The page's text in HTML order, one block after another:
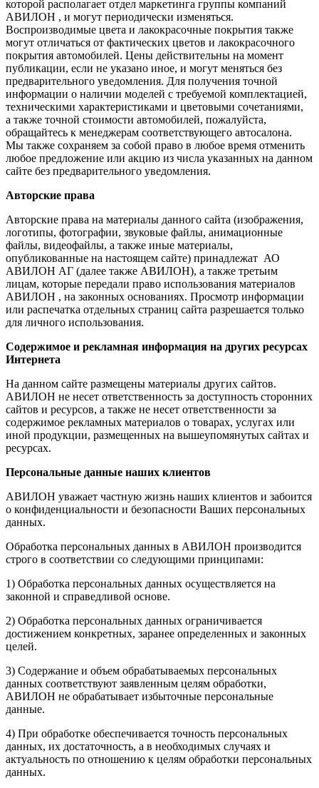
которой располагает отдел маркетинга группы компаний
АВИЛОН , и могут периодически изменяться.
Воспроизводимые цвета и лакокрасочные покрытия также
могут отличаться от фактических цветов и лакокрасочного
покрытия автомобилей. Цены действительны на момент
публикации, если не указано иное, и могут меняться без
предварительного уведомления. Для получения точной
информации о наличии моделей с требуемой комплектацией,
техническими характеристиками и цветовыми сочетаниями,
а также точной стоимости автомобилей, пожалуйста,
обращайтесь к менеджерам соответствующего автосалона.
Мы также сохраняем за собой право в любое время отменить
любое предложение или акцию из числа указанных на данном
сайте без предварительного уведомления.
Авторские права
Авторские права на материалы данного сайта (изображения,
логотипы, фотографии, звуковые файлы, анимационные
файлы, видеофайлы, а также иные материалы,
опубликованные на настоящем сайте) принадлежат АО
АВИЛОН АГ (далее также АВИЛОН), а также третьим
лицам, которые передали право использования материалов
АВИЛОН , на законных основаниях. Просмотр информации
или распечатка отдельных страниц сайта разрешается только
для личного использования.
Содержимое и рекламная информация на других ресурсах
Интернета
На данном сайте размещены материалы других сайтов.
АВИЛОН не несет ответственность за доступность сторонних
сайтов и ресурсов, а также не несет ответственности за
содержимое рекламных материалов о товарах, услугах или
иной продукции, размещенных на вышеупомянутых сайтах и
ресурсах.
Персональные данные наших клиентов
АВИЛОН уважает частную жизнь наших клиентов и забоится
о конфиденциальности и безопасности Ваших персональных
данных.
Обработка персональных данных в АВИЛОН производится
строго в соответствии со следующими принципами:
1) Обработка персональных данных осуществляется на
законной и справедливой основе.
2) Обработка персональных данных ограничивается
достижением конкретных, заранее определенных и законных
целей.
3) Содержание и объем обрабатываемых персональных
данных соответствуют заявленным целям обработки,
АВИЛОН не обрабатывает избыточные персональные
данные.
4) При обработке обеспечивается точность персональных
данных, их достаточность, а в необходимых случаях и
актуальность по отношению к целям обработки персональных
данных.